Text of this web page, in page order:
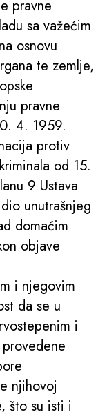
pravne
sa važećim
osnovu
te zemlje,
pravne
4. 1959.
protiv
od 15.
9 Ustava
unutrašnjeg
domaćim
objave
i njegovim
da se u
i
njihovoj
što su isti i